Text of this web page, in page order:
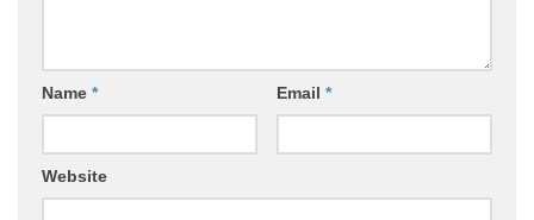
Name * Email *
Website